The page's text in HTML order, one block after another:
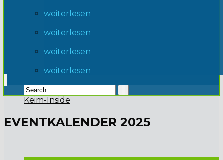
weiterlesen
weiterlesen
weiterlesen
weiterlesen
Keim-Inside
EVENTKALENDER 2025